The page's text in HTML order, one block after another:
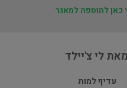
כאן להוספה למאגר
לי צ'יילד
עדיף למות